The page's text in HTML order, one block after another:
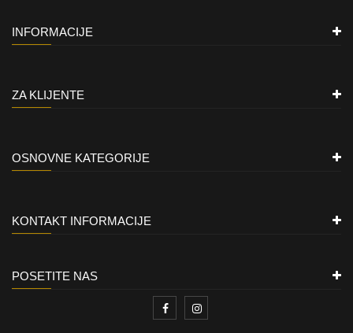
INFORMACIJE
ZA KLIJENTE
OSNOVNE KATEGORIJE
KONTAKT INFORMACIJE
POSETITE NAS